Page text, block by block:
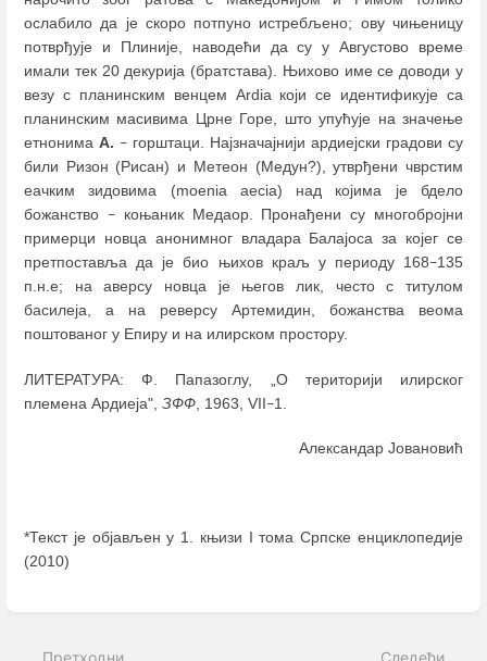
ослабило да је скоро потпуно истребљено; ову чињеницу
потврђује и Плиније, наводећи да су у Августово време
имали тек 20 декурија (братстава). Њихово име се доводи у
везу с планинским венцем Ardia који се идентификује са
планинским масивима Црне Горе, што упућује на значење
етнонима А. – горштаци. Најзначајнији ардиејски градови су
били Ризон (Рисан) и Метеон (Медун?), утврђени чврстим
еачким зидовима (moenia aecia) над којима је бдело
божанство –коњаник Медаор. Пронађени су многобројни
примерци новца анонимног владара Балајоса за којег се
претпоставља да је био њихов краљ у периоду 168–135
п.н.е; на аверсу новца је његов лик, често с титулом
басилеја, а на реверсу Артемидин, божанства веома
поштованог у Епиру и на илирском простору.
ЛИТЕРАТУРА: Ф. Папазоглу, „О територији илирског
племена Ардиеја", ЗФФ , 1963, VII–1.
Александар Јовановић
*Текст је објављен у 1. књизи I тома Српске енциклопедије
(2010)
Претходни Следећи